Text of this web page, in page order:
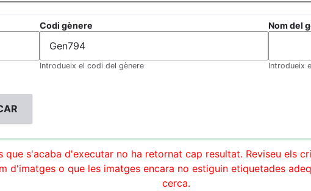
Codi gènere
Introdueix el codi del gènere
Nom del
Introdueix
s'acaba d'executar no ha retornat cap resultat. Reviseu els
d'imatges o que les imatges encara no estiguin etiquetades
cerca.